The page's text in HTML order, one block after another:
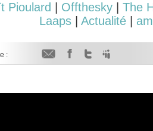
Pioulard Offthesky| The
Laaps
Actualité
: